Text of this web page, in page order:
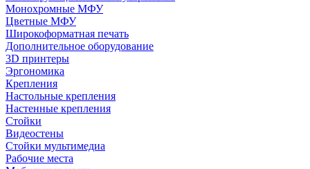
Монохромные МФУ
Цветные МФУ
Широкоформатная печать
Дополнительное оборудование
3D принтеры
Эргономика
Крепления
Настольные крепления
Настенные крепления
Стойки
Видеостены
Стойки мультимедиа
Рабочие места